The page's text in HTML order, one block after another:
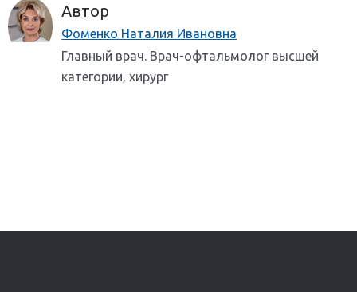
Автор
Фоменко Наталия Ивановна
Главный врач. Врач-офтальмолог высшей
категории, хирург